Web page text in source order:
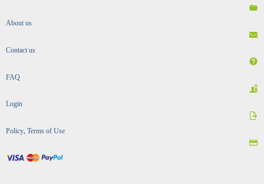
About us
Contact us
FAQ
Login
Policy, Terms of Use